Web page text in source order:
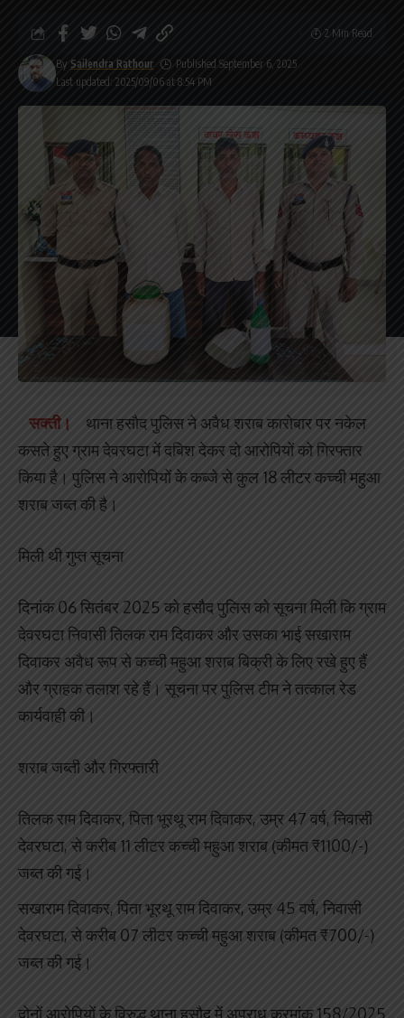
Last updated: 2025/09/06 at 8:54 PM
By Sailendra Rathour Published September 6, 2025
2 Min Read
सक्ती।
थाना हसौद पुलिस ने अवैध शराब कारोबार पर नकेल
कसते हुए ग्राम देवरघटा में दबिश देकर दो आरोपियों को गिरफ्तार
किया है। पुलिस ने आरोपियों के कब्जे से कुल 18 लीटर कच्ची महुआ
शराब जब्त की है।
मिली थी गुप्त सूचना
दिनांक 06 सितंबर 2025 को हसौद पुलिस को सूचना मिली कि ग्राम
देवरघटा निवासी तिलक राम दिवाकर और उसका भाई सखाराम
दिवाकर अवैध रूप से कच्ची महुआ शराब बिक्री के लिए रखे हुए हैं
और ग्राहक तलाश रहे हैं। सूचना पर पुलिस टीम ने तत्काल रेड
कार्यवाही की।
शराब जब्ती और गिरफ्तारी
तिलक राम दिवाकर, पिता भूरथू राम दिवाकर, उम्र 47 वर्ष, निवासी
देवरघटा, से करीब 11 लीटर कच्ची महुआ शराब (कीमत ₹1100/-)
जब्त की गई।
सखाराम दिवाकर, पिता भूरथू राम दिवाकर, उम्र 45 वर्ष, निवासी
देवरघटा, से करीब 07 लीटर कच्ची महुआ शराब (कीमत ₹700/-)
जब्त की गई।
दोनों आरोपियों के विरुद्ध थाना हसौद में अपराध क्रमांक 158/2025